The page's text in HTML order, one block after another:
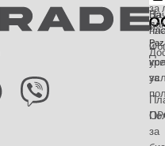
За
нас
и
за
за
за